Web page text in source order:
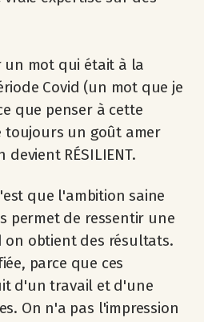
un mot qui était à la
Covid (un mot que je
que penser à cette
toujours un goût amer
RÉSILIENT.
que l'ambition saine
permet de ressentir une
on obtient des résultats.
parce que ces
d'un travail et d'une
On n'a pas l'impression